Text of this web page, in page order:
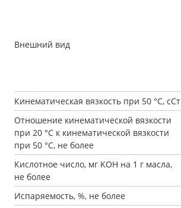
Внешний вид
Кинематическая вязкость при 50 °С, сСт
Отношение кинематической вязкости
при 20 °С к кинематической вязкости
при 50 °С, не более
Кислотное число, мг KОН на 1 г масла,
не более
Испаряемость, %, не более